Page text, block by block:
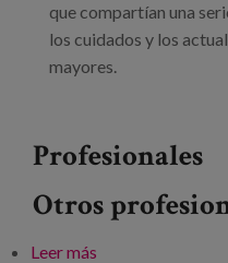
que compartían una
los cuidados y los
mayores.
Profesionales
Otros
Leer más